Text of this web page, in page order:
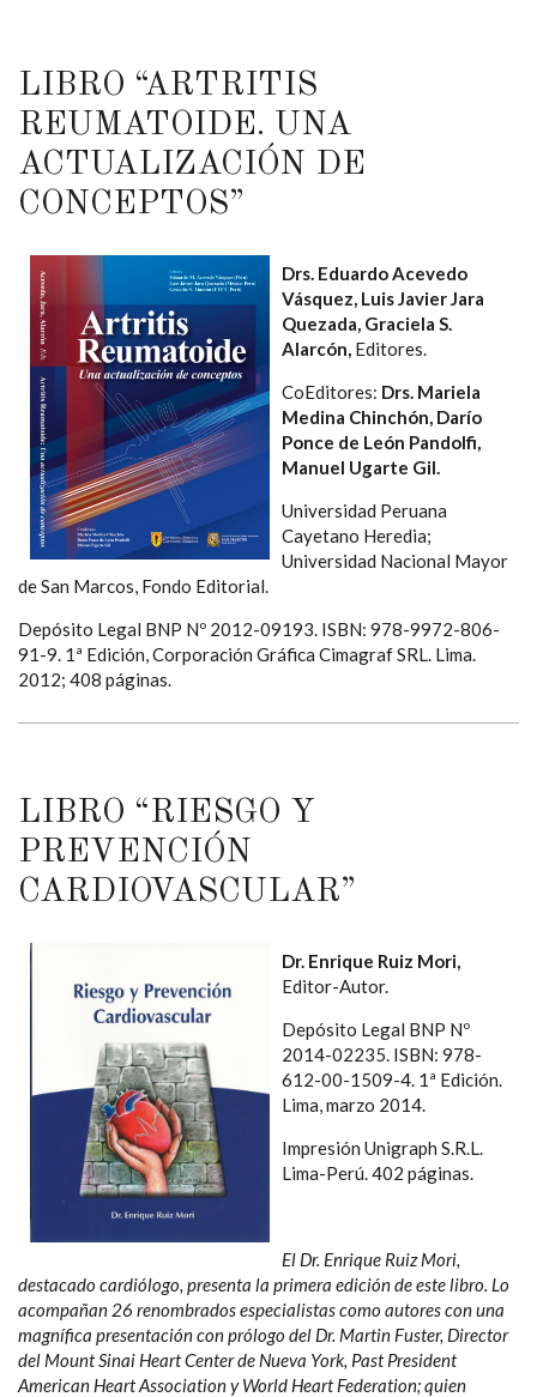
LIBRO “ARTRITIS
REUMATOIDE. UNA
ACTUALIZACIÓN DE
CONCEPTOS”
Drs. Eduardo Acevedo
Vásquez, Luis Javier Jara
Quezada, Graciela S.
Alarcón, Editores.
CoEditores: Drs. Mariela
Medina Chinchón, Darío
Ponce de León Pandolfi,
Manuel Ugarte Gil.
Universidad Peruana
Cayetano Heredia;
Universidad Nacional Mayor
de San Marcos, Fondo Editorial.
Depósito Legal BNP Nº 2012-09193. ISBN: 978-9972-806-
91-9. 1ª Edición, Corporación Gráfica Cimagraf SRL. Lima.
2012; 408 páginas.
LIBRO “RIESGO Y
PREVENCIÓN
CARDIOVASCULAR”
Dr. Enrique Ruiz Mori,
Editor-Autor.
Depósito Legal BNP Nº
2014-02235. ISBN: 978-
612-00-1509-4. 1ª Edición.
Lima, marzo 2014.
Impresión Unigraph S.R.L.
Lima-Perú. 402 páginas.
El Dr. Enrique Ruiz Mori,
destacado cardiólogo, presenta la primera edición de este libro. Lo
acompañan 26 renombrados especialistas como autores con una
magnífica presentación con prólogo del Dr. Martin Fuster, Director
del Mount Sinai Heart Center de Nueva York, Past President
American Heart Association y World Heart Federation; quien